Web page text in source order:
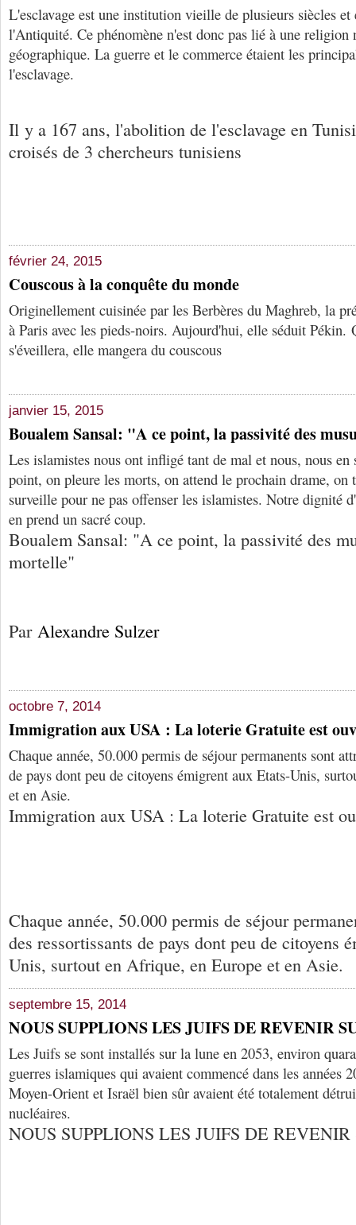
L'esclavage est une institution vieille de plusieurs siècles et
l'Antiquité. Ce phénomène n'est donc pas lié à une religion
géographique. La guerre et le commerce étaient les
l'esclavage.
Il y a 167 ans, l'abolition de l'esclavage en
croisés de 3 chercheurs tunisiens
février 24, 2015
Couscous à la conquête du monde
Originellement cuisinée par les Berbères du Maghreb, la
à Paris avec les pieds-noirs. Aujourd'hui, elle séduit Pékin.
s'éveillera, elle mangera du couscous
janvier 15, 2015
Boualem Sansal: "A ce point, la passivité des
Les islamistes nous ont infligé tant de mal et nous, nous en
point, on pleure les morts, on attend le prochain drame, on
surveille pour ne pas offenser les islamistes. Notre dignité
en prend un sacré coup.
Boualem Sansal: "A ce point, la passivité des
mortelle"
Par Alexandre Sulzer
octobre 7, 2014
Immigration aux USA : La loterie Gratuite est
Chaque année, 50.000 permis de séjour permanents sont
de pays dont peu de citoyens émigrent aux Etats-Unis,
et en Asie.
Immigration aux USA : La loterie Gratuite est
Chaque année, 50.000 permis de séjour
des ressortissants de pays dont peu de citoyens
Unis, surtout en Afrique, en Europe et en Asie.
septembre 15, 2014
NOUS SUPPLIONS LES JUIFS DE REVENIR
Les Juifs se sont installés sur la lune en 2053, environ
guerres islamiques qui avaient commencé dans les années
Moyen-Orient et Israël bien sûr avaient été totalement
nucléaires.
NOUS SUPPLIONS LES JUIFS DE